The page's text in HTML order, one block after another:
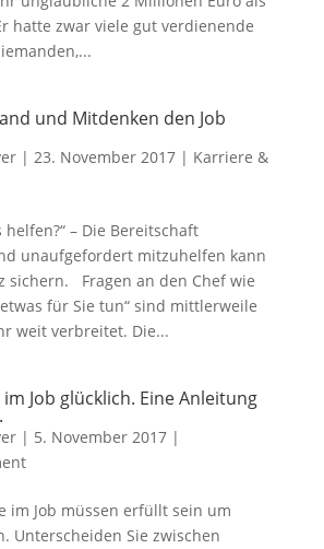
hatte zwar viele gut verdienende
und Mitdenken den Job
| 23. November 2017| Karriere &
helfen?“ – Die Bereitschaft
unaufgefordert mitzuhelfen kann
sichern. Fragen an den Chef wie
für Sie tun“ sind mittlerweile
weit verbreitet. Die...
Job glücklich. Eine Anleitung
| 5. November 2017|
im Job müssen erfüllt sein um
Unterscheiden Sie zwischen